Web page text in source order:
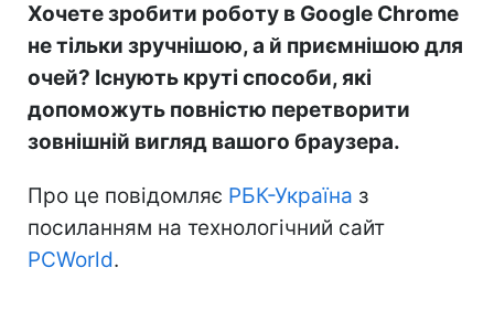
Хочете зробити роботу в Google Chrome
не тільки зручнішою, а й приємнішою для
очей? Існують круті способи, які
допоможуть повністю перетворити
зовнішній вигляд вашого браузера.
Про це повідомляє РБК-Україна з
посиланням на технологічний сайт
PCWorld.